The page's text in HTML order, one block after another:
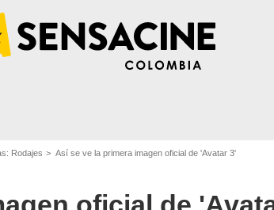
Rodajes Así se ve la primera imagen oficial de 'Avatar 3'